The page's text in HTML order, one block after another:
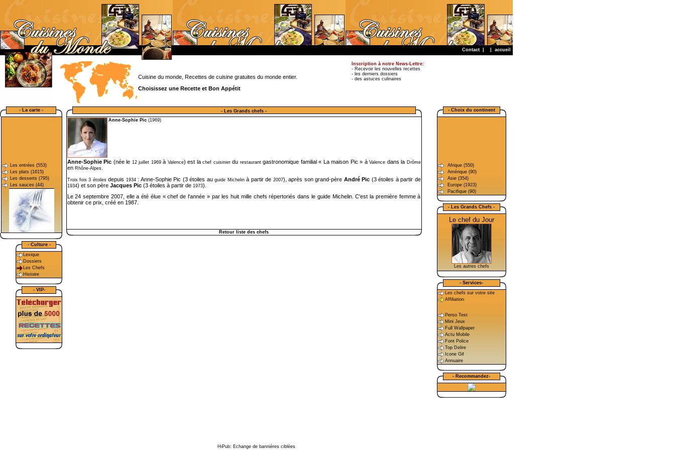
Contact accueil
Cuisine du monde, Recettes de cuisine gratuites du monde entier.
Choisissez une Recette et Bon Appétit
Inscription à notre News-Lettre:
- Recevoir les nouvelles recettes
- les derniers dossiers
- des astuces culinaires
- La carte -
Les entrées (553)
Les plats (1615)
Les desserts (795)
Les sauces (44)
- Culture -
Lexique
Dossiers
Les Chefs
Histoire
- VIP-
- Les Grands chefs -
Anne-Sophie Pic(1969)
Anne-Sophie Pic (née le 12 juillet 1969à Valence) est la chef cuisinierdu restaurantgastronomique familial « La maison Pic » à Valence dans la Drôme
en Rhône-Alpes.
Trois fois 3 étoilesdepuis 1934: Anne-Sophie Pic (3 étoiles auguide Michelinà partir de 2007), après son grand-père André Pic (3 étoiles à partir de
1934) et son père Jacques Pic(3 étoiles à partir de 1973).
Le 24 septembre 2007, elle a été élue « chef de l'année » par les huit mille chefs répertoriés dans le guide Michelin. C'est la première femme à
obtenir ce prix, créé en 1987.
Retour liste des chefs
- Choix du continent
Afrique (550)
Amérique (90)
Asie (354)
Europe (1923)
Pacifique (90)
- Les Grands Chefs -
Le chef du Jour
Les autres chefs
- Services-
Les chefs sur votre site
Affiliation
Perso Test
Mini Jeux
Full Wallpaper
Actu Mobile
Font Police
Top Delire
Icone Gif
Annuaire
- Recommandez-
HiPub: Echange de bannières ciblées